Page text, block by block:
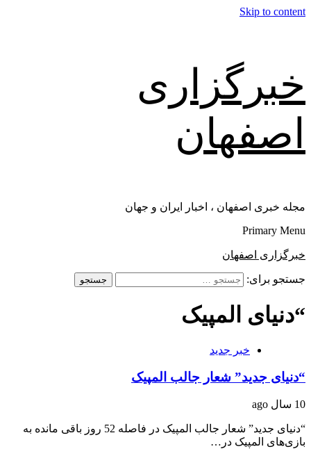
Skip to content
خبرگزاری
اصفهان
مجله خبری اصفهان ، اخبار ایران و جهان
Primary Menu
خبرگزاری اصفهان
جستجو برای:
“دنیای المپیک
خبر جدید
“دنیای جدید” شعار جالب المپیک
10 سال ago
“دنیای جدید” شعار جالب المپیک در فاصله 52 روز باقی‌‌‌‌‌‌‌‌‌‌‌‌‌‌‌‌‌‌‌‌‌‌‌‌‌ مانده به
بازی‌های المپیک در…